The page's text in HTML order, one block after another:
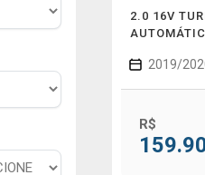
2.0 16V
2019/
R$